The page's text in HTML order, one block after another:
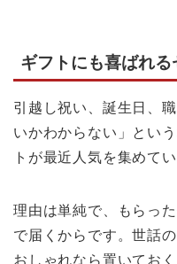
ギフトにも喜ばれ
引越し祝い、誕生日、
いかわからない」とい
トが最近人気を集めてい
理由は単純で、もらっ
で届くからです。世話
おしゃれなら置いてお